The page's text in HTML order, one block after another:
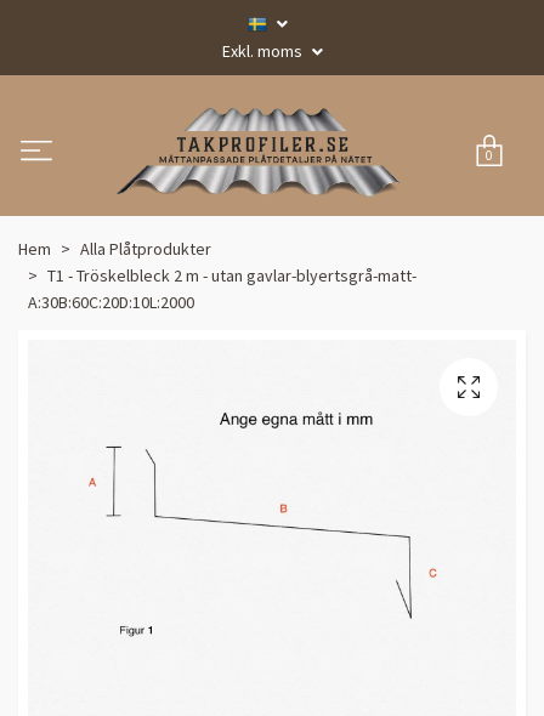
Exkl. moms
0
Hem
Alla Plåtprodukter
T1 - Tröskelbleck 2 m - utan gavlar-blyertsgrå-matt-
A:30B:60C:20D:10L:2000